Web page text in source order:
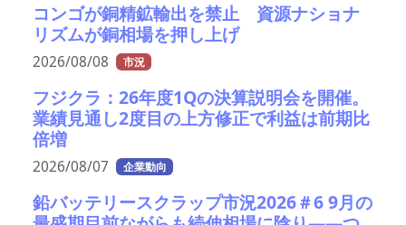
コンゴが銅精鉱輸出を禁止 資源ナショナ
リズムが銅相場を押し上げ
2026/08/08 市況
フジクラ：26年度1Qの決算説明会を開催。
業績見通し2度目の上方修正で利益は前期比
倍増
2026/08/07 企業動向
鉛バッテリースクラップ市況2026＃6 9月の